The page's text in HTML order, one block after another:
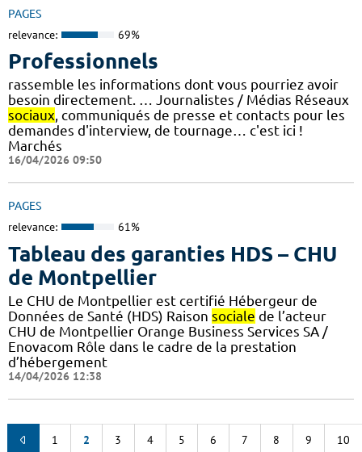
PAGES
relevance: 69%
Professionnels
rassemble les informations dont vous pourriez avoir
besoin directement. … Journalistes / Médias Réseaux
sociaux, communiqués de presse et contacts pour les
demandes d'interview, de tournage… c'est ici !
Marchés
16/04/2026 09:50
PAGES
relevance: 61%
Tableau des garanties HDS – CHU
de Montpellier
Le CHU de Montpellier est certifié Hébergeur de
Données de Santé (HDS) Raison sociale de l’acteur
CHU de Montpellier Orange Business Services SA /
Enovacom Rôle dans le cadre de la prestation
d’hébergement
14/04/2026 12:38
1 2 3 4 5 6 7 8 9 10